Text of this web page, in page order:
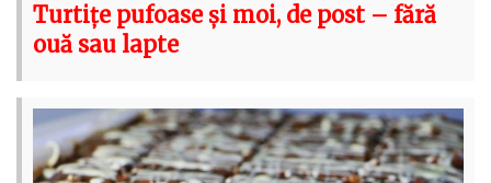
Turtițe pufoase și moi, de post – fără
ouă sau lapte